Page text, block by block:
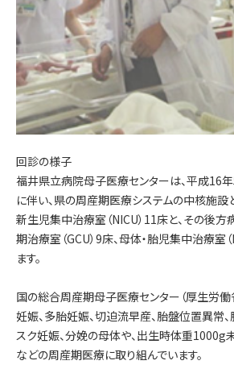
回診の様子
福井県立病院母子医療センターは、平成16
に伴い、県の周産期医療システムの中核施設
新生児集中治療室（NICU）11床と、その後
期治療室（GCU）9床、母体・胎児集中治療室
ます。
国の総合周産期母子医療センター（厚生労働
妊娠、多胎妊娠、切迫流早産、胎盤位置異常
スク妊娠、分娩の母体や、出生時体重
などの周産期医療に取り組んでいます。